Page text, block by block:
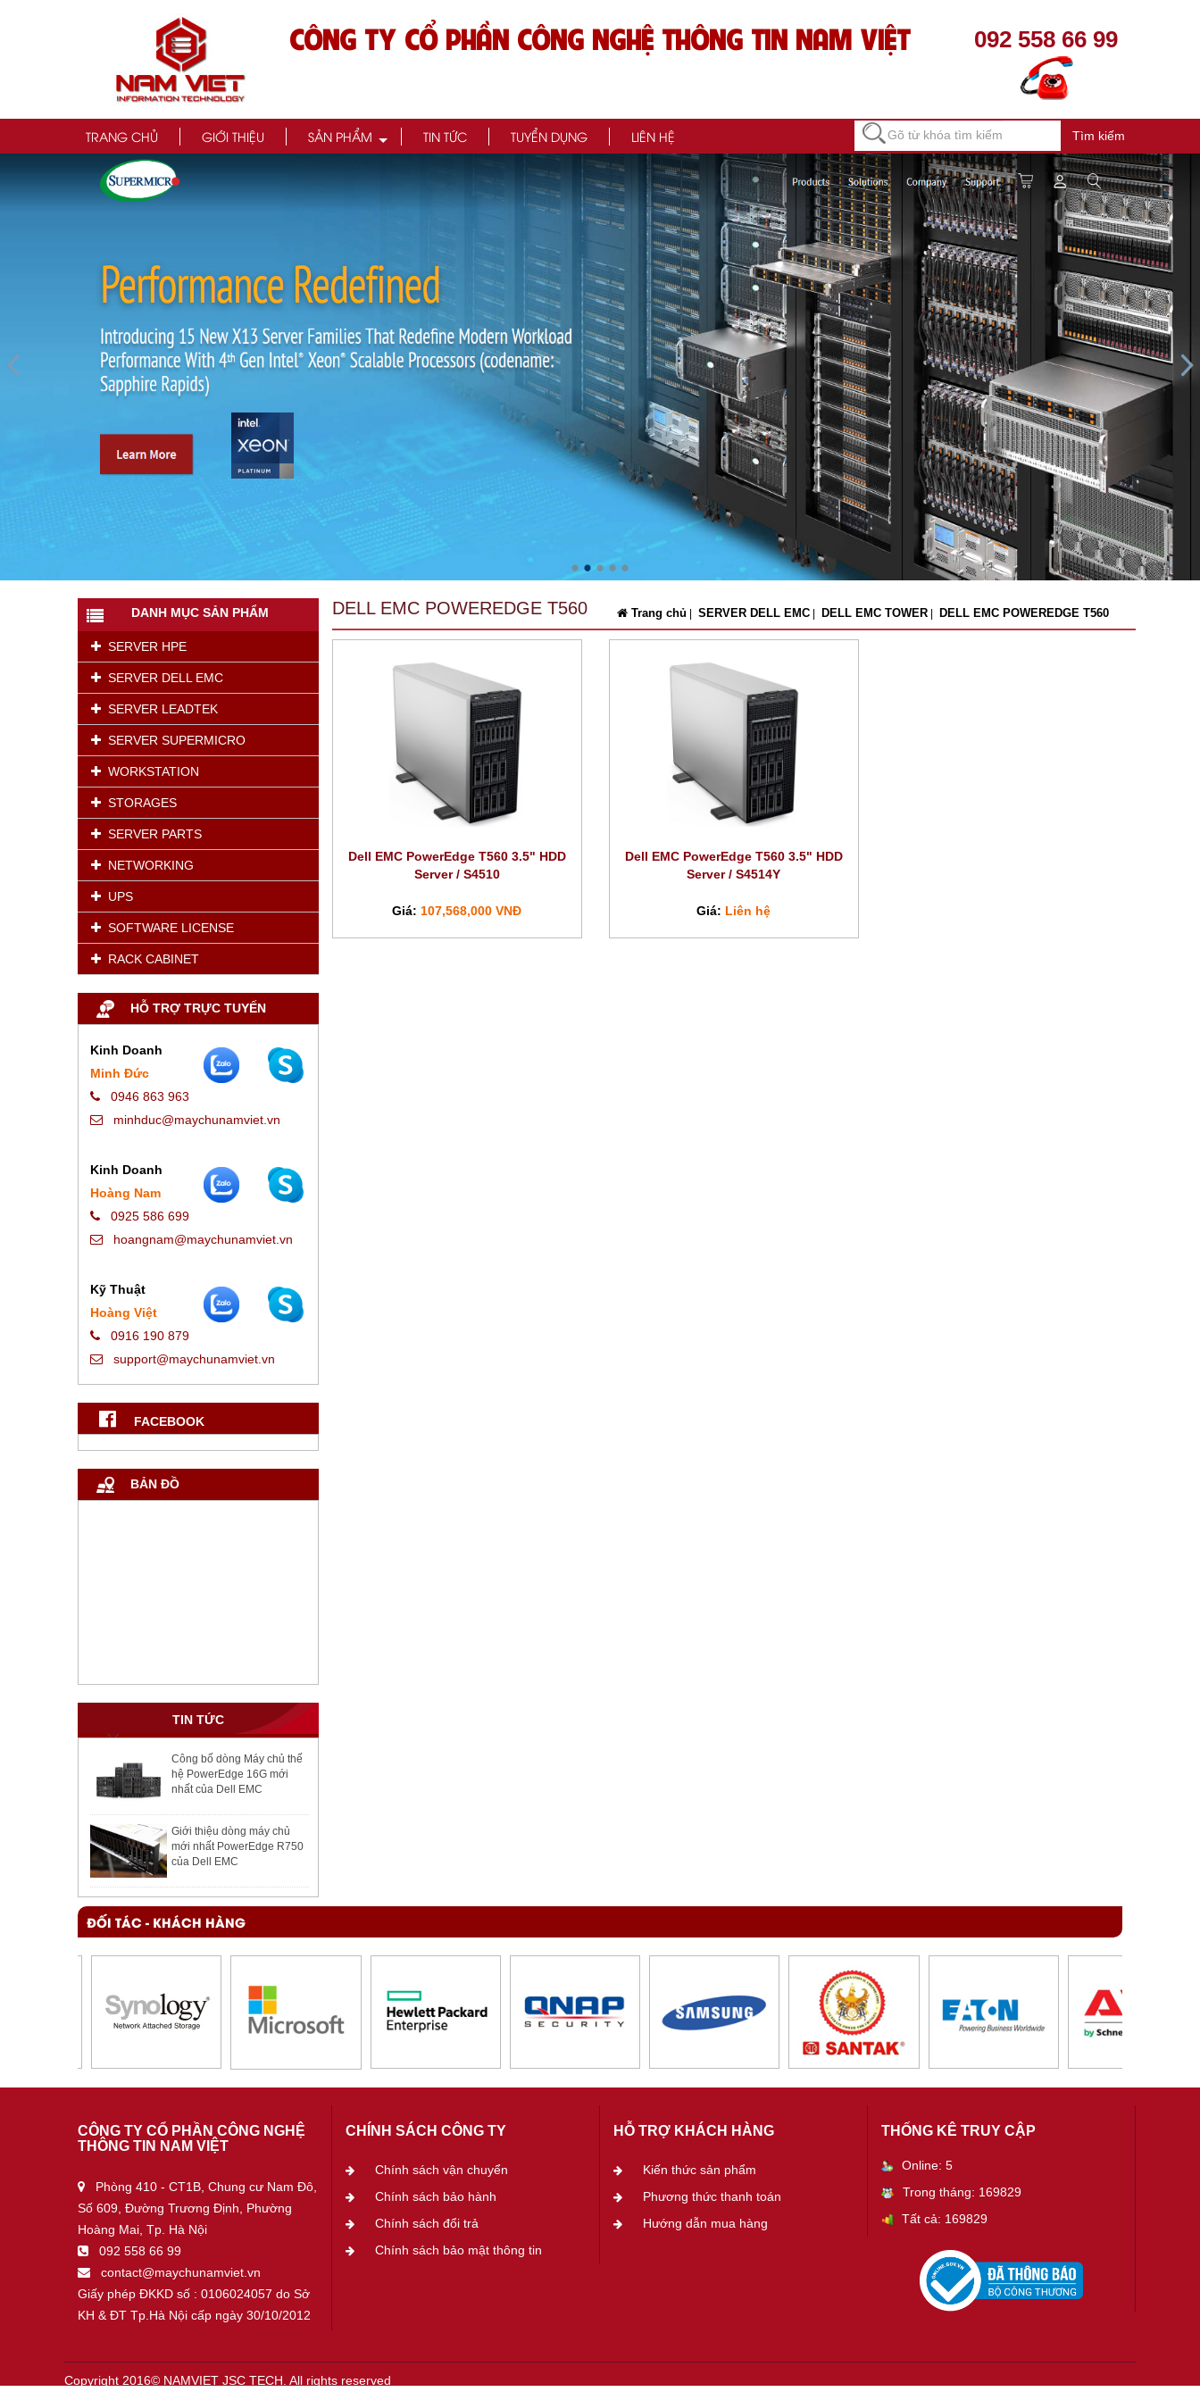
CÔNG TY CỔ PHẦN CÔNG NGHỆ THÔNG TIN NAM VIỆT 092 558 66 99
TRANG CHỦ GIỚI THIỆU SẢN PHẨM TIN TỨC TUYỂN DỤNG LIÊN HỆ Tìm kiếm
DANH MỤC SẢN PHẨM
SERVER HPE
SERVER DELL EMC
SERVER LEADTEK
SERVER SUPERMICRO
WORKSTATION
STORAGES
SERVER PARTS
NETWORKING
UPS
SOFTWARE LICENSE
RACK CABINET
HỖ TRỢ TRỰC TUYẾN
Kinh Doanh
Minh Đức
0946 863 963
minhduc@maychunamviet.vn
Kinh Doanh
Hoàng Nam
0925 586 699
hoangnam@maychunamviet.vn
Kỹ Thuật
Hoàng Việt
0916 190 879
support@maychunamviet.vn
FACEBOOK
BẢN ĐỒ
TIN TỨC
Công bố dòng Máy chủ thế
hệ PowerEdge 16G mới
nhất của Dell EMC
Giới thiệu dòng máy chủ
mới nhất PowerEdge R750
của Dell EMC
Trang chủ SERVER DELL EMC DELL EMC TOWER DELL EMC POWEREDGE T560
DELL EMC POWEREDGE T560
Dell EMC PowerEdge T560 3.5" HDD
Server / S4510
Giá:107,568,000 VNĐ
Dell EMC PowerEdge T560 3.5" HDD
Server / S4514Y
Giá: Liên hệ
ĐỐI TÁC - KHÁCH HÀNG
CÔNG TY CỔ PHẦN CÔNG NGHỆ
THÔNG TIN NAM VIỆT
Phòng 410 - CT1B, Chung cư Nam Đô,
Số 609, Đường Trương Định, Phường
Hoàng Mai, Tp. Hà Nội
092 558 66 99
contact@maychunamviet.vn
Giấy phép ĐKKD số : 0106024057 do Sở
KH & ĐT Tp.Hà Nội cấp ngày 30/10/2012
CHÍNH SÁCH CÔNG TY
Chính sách vận chuyển
Chính sách bảo hành
Chính sách đổi trả
Chính sách bảo mật thông tin
HỖ TRỢ KHÁCH HÀNG
Kiến thức sản phẩm
Phương thức thanh toán
Hướng dẫn mua hàng
THỐNG KÊ TRUY CẬP
Online: 5
Trong tháng: 169829
Tất cả: 169829
Copyright 2016© NAMVIET JSC TECH. All rights reserved